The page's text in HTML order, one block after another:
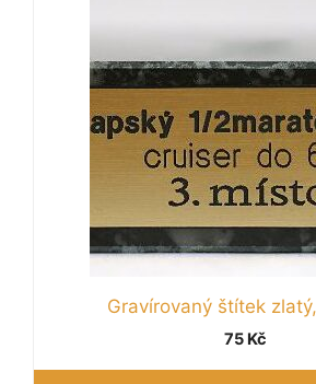
Gravírovaný štítek
75 Kč